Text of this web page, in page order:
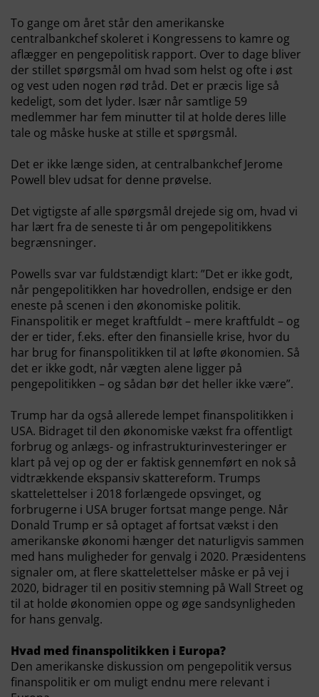
To gange om året står den amerikanske
centralbankchef skoleret i Kongressens to kamre og
aflægger en pengepolitisk rapport. Over to dage bliver
der stillet spørgsmål om hvad som helst og ofte i øst
og vest uden nogen rød tråd. Det er præcis lige så
kedeligt, som det lyder. Især når samtlige 59
medlemmer har fem minutter til at holde deres lille
tale og måske huske at stille et spørgsmål.
Det er ikke længe siden, at centralbankchef Jerome
Powell blev udsat for denne prøvelse.
Det vigtigste af alle spørgsmål drejede sig om, hvad vi
har lært fra de seneste ti år om pengepolitikkens
begrænsninger.
Powells svar var fuldstændigt klart: ”Det er ikke godt,
når pengepolitikken har hovedrollen, endsige er den
eneste på scenen i den økonomiske politik.
Finanspolitik er meget kraftfuldt – mere kraftfuldt – og
der er tider, f.eks. efter den finansielle krise, hvor du
har brug for finanspolitikken til at løfte økonomien. Så
det er ikke godt, når vægten alene ligger på
pengepolitikken – og sådan bør det heller ikke være”.
Trump har da også allerede lempet finanspolitikken i
USA. Bidraget til den økonomiske vækst fra offentligt
forbrug og anlægs- og infrastrukturinvesteringer er
klart på vej op og der er faktisk gennemført en nok så
vidtrækkende ekspansiv skattereform. Trumps
skattelettelser i 2018 forlængede opsvinget, og
forbrugerne i USA bruger fortsat mange penge. Når
Donald Trump er så optaget af fortsat vækst i den
amerikanske økonomi hænger det naturligvis sammen
med hans muligheder for genvalg i 2020. Præsidentens
signaler om, at flere skattelettelser måske er på vej i
2020, bidrager til en positiv stemning på Wall Street og
til at holde økonomien oppe og øge sandsynligheden
for hans genvalg.
Hvad med finanspolitikken i Europa?
Den amerikanske diskussion om pengepolitik versus
finanspolitik er om muligt endnu mere relevant i